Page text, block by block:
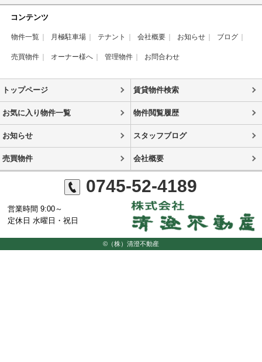
コンテンツ
物件一覧 月極駐車場 テナント 会社概要 お知らせ ブログ
売買物件 オーナー様へ 管理物件 お問合わせ
トップページ 賃貸物件検索
お気に入り物件一覧 物件閲覧履歴
お知らせ スタッフブログ
売買物件 会社概要
0745-52-4189
営業時間 9:00～
定休日 水曜日・祝日
©（株）清澄不動産